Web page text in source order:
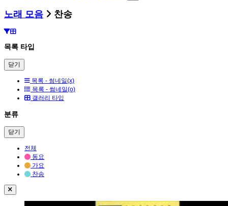
노래 모음 찬송
목록 타입
닫기
목록 - 썸네일(x)
목록 - 썸네일(o)
갤러리 타입
분류
닫기
전체
동요
가요
찬송